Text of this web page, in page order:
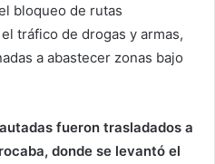
bloqueo de rutas
tráfico de drogas y armas,
a abastecer zonas bajo
fueron trasladados a
donde se levantó el